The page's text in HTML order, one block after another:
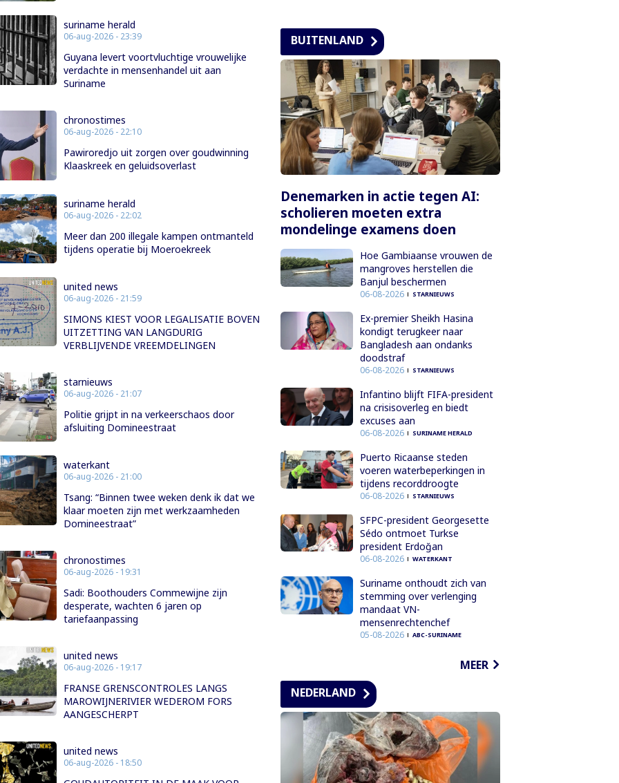
suriname herald
06-aug-2026 - 23:39
Guyana levert voortvluchtige vrouwelijke
verdachte in mensenhandel uit aan
Suriname
chronostimes
06-aug-2026 - 22:10
Pawiroredjo uit zorgen over goudwinning
Klaaskreek en geluidsoverlast
suriname herald
06-aug-2026 - 22:02
Meer dan 200 illegale kampen ontmanteld
tijdens operatie bij Moeroekreek
united news
06-aug-2026 - 21:59
SIMONS KIEST VOOR LEGALISATIE BOVEN
UITZETTING VAN LANGDURIG
VERBLIJVENDE VREEMDELINGEN
starnieuws
06-aug-2026 - 21:07
Politie grijpt in na verkeerschaos door
afsluiting Domineestraat
waterkant
06-aug-2026 - 21:00
Tsang: “Binnen twee weken denk ik dat we
klaar moeten zijn met werkzaamheden
Domineestraat”
chronostimes
06-aug-2026 - 19:31
Sadi: Boothouders Commewijne zijn
desperate, wachten 6 jaren op
tariefaanpassing
united news
06-aug-2026 - 19:17
FRANSE GRENSCONTROLES LANGS
MAROWIJNERIVIER WEDEROM FORS
AANGESCHERPT
united news
06-aug-2026 - 18:50
BUITENLAND
Denemarken in actie tegen AI:
scholieren moeten extra
mondelinge examens doen
Hoe Gambiaanse vrouwen de
mangroves herstellen die
Banjul beschermen
06-08-2026 STARNIEUWS
Ex-premier Sheikh Hasina
kondigt terugkeer naar
Bangladesh aan ondanks
doodstraf
06-08-2026 STARNIEUWS
Infantino blijft FIFA-president
na crisisoverleg en biedt
excuses aan
06-08-2026 SURINAME HERALD
Puerto Ricaanse steden
voeren waterbeperkingen in
tijdens recorddroogte
06-08-2026 STARNIEUWS
SFPC-president Georgesette
Sédo ontmoet Turkse
president Erdoğan
06-08-2026 WATERKANT
Suriname onthoudt zich van
stemming over verlenging
mandaat VN-
mensenrechtenchef
05-08-2026 ABC-SURINAME
MEER
NEDERLAND